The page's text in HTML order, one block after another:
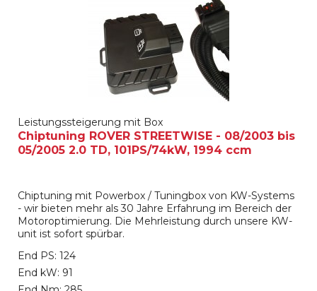
Leistungssteigerung mit Box
Chiptuning ROVER STREETWISE - 08/2003 bis
05/2005 2.0 TD, 101PS/74kW, 1994 ccm
Chiptuning mit Powerbox / Tuningbox von KW-Systems
- wir bieten mehr als 30 Jahre Erfahrung im Bereich der
Motoroptimierung. Die Mehrleistung durch unsere KW-
unit ist sofort spürbar.
End PS: 124
End kW: 91